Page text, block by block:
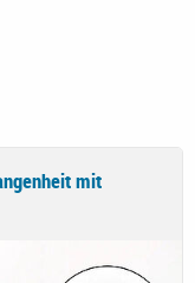
mit